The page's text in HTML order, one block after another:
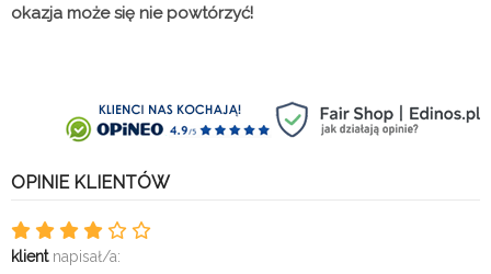
okazja może się nie powtórzyć!
OPINIE KLIENTÓW
klientnapisał/a: